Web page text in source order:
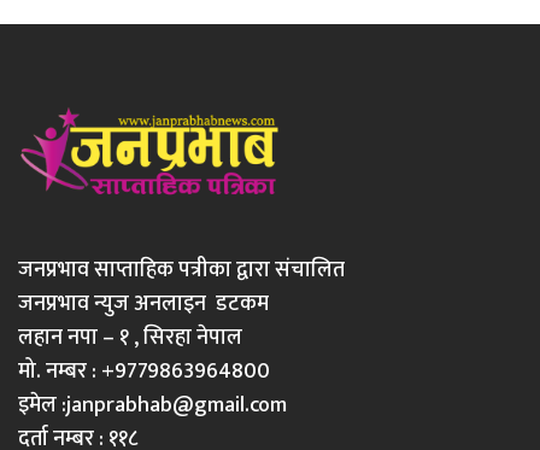
जनप्रभाव साप्ताहिक पत्रीका द्वारा संचालित
जनप्रभाव न्युज अनलाइन डटकम
लहान नपा – १ , सिरहा नेपाल
मो. नम्बर : +9779863964800
इमेल :janprabhab@gmail.com
दर्ता नम्बर : ११८